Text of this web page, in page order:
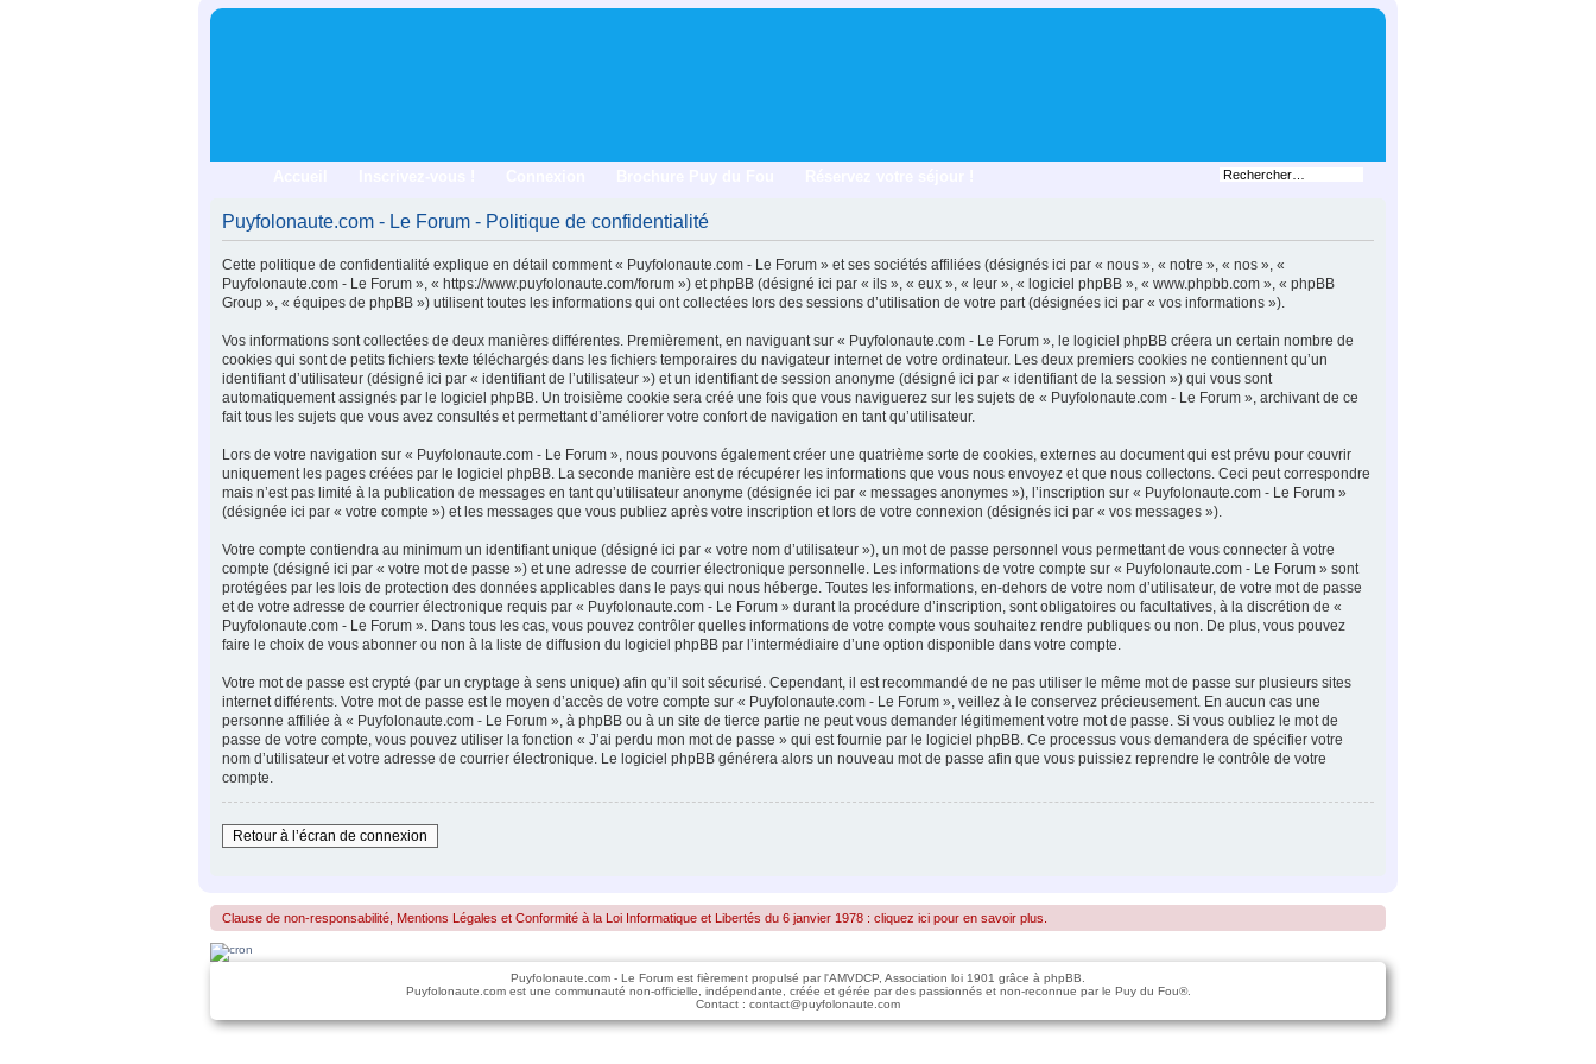
Puyfolonaute.com - Le Forum - Politique de confidentialité
Cette politique de confidentialité explique en détail comment « Puyfolonaute.com - Le Forum » et ses sociétés affiliées (désignés ici par « nous », « notre », « nos », «
Puyfolonaute.com - Le Forum », « https://www.puyfolonaute.com/forum ») et phpBB (désigné ici par « ils », « eux », « leur », « logiciel phpBB », « www.phpbb.com », « phpBB
Group », « équipes de phpBB ») utilisent toutes les informations qui ont collectées lors des sessions d’utilisation de votre part (désignées ici par « vos informations »).
Vos informations sont collectées de deux manières différentes. Premièrement, en naviguant sur « Puyfolonaute.com - Le Forum », le logiciel phpBB créera un certain nombre de
cookies qui sont de petits fichiers texte téléchargés dans les fichiers temporaires du navigateur internet de votre ordinateur. Les deux premiers cookies ne contiennent qu’un
identifiant d’utilisateur (désigné ici par « identifiant de l’utilisateur ») et un identifiant de session anonyme (désigné ici par « identifiant de la session ») qui vous sont
automatiquement assignés par le logiciel phpBB. Un troisième cookie sera créé une fois que vous naviguerez sur les sujets de « Puyfolonaute.com - Le Forum », archivant de ce
fait tous les sujets que vous avez consultés et permettant d’améliorer votre confort de navigation en tant qu’utilisateur.
Lors de votre navigation sur « Puyfolonaute.com - Le Forum », nous pouvons également créer une quatrième sorte de cookies, externes au document qui est prévu pour couvrir
uniquement les pages créées par le logiciel phpBB. La seconde manière est de récupérer les informations que vous nous envoyez et que nous collectons. Ceci peut correspondre
mais n’est pas limité à la publication de messages en tant qu’utilisateur anonyme (désignée ici par « messages anonymes »), l’inscription sur « Puyfolonaute.com - Le Forum »
(désignée ici par « votre compte ») et les messages que vous publiez après votre inscription et lors de votre connexion (désignés ici par « vos messages »).
Votre compte contiendra au minimum un identifiant unique (désigné ici par « votre nom d’utilisateur »), un mot de passe personnel vous permettant de vous connecter à votre
compte (désigné ici par « votre mot de passe ») et une adresse de courrier électronique personnelle. Les informations de votre compte sur « Puyfolonaute.com - Le Forum » sont
protégées par les lois de protection des données applicables dans le pays qui nous héberge. Toutes les informations, en-dehors de votre nom d’utilisateur, de votre mot de passe
et de votre adresse de courrier électronique requis par « Puyfolonaute.com - Le Forum » durant la procédure d’inscription, sont obligatoires ou facultatives, à la discrétion de «
Puyfolonaute.com - Le Forum ». Dans tous les cas, vous pouvez contrôler quelles informations de votre compte vous souhaitez rendre publiques ou non. De plus, vous pouvez
faire le choix de vous abonner ou non à la liste de diffusion du logiciel phpBB par l’intermédiaire d’une option disponible dans votre compte.
Votre mot de passe est crypté (par un cryptage à sens unique) afin qu’il soit sécurisé. Cependant, il est recommandé de ne pas utiliser le même mot de passe sur plusieurs sites
internet différents. Votre mot de passe est le moyen d’accès de votre compte sur « Puyfolonaute.com - Le Forum », veillez à le conservez précieusement. En aucun cas une
personne affiliée à « Puyfolonaute.com - Le Forum », à phpBB ou à un site de tierce partie ne peut vous demander légitimement votre mot de passe. Si vous oubliez le mot de
passe de votre compte, vous pouvez utiliser la fonction « J’ai perdu mon mot de passe » qui est fournie par le logiciel phpBB. Ce processus vous demandera de spécifier votre
nom d’utilisateur et votre adresse de courrier électronique. Le logiciel phpBB générera alors un nouveau mot de passe afin que vous puissiez reprendre le contrôle de votre
compte.
Retour à l’écran de connexion
Clause de non-responsabilité, Mentions Légales et Conformité à la Loi Informatique et Libertés du 6 janvier 1978 : cliquez ici pour en savoir plus.
Puyfolonaute.com - Le Forum est fièrement propulsé par l'AMVDCP, Association loi 1901 grâce à phpBB.
Puyfolonaute.com est une communauté non-officielle, indépendante, créée et gérée par des passionnés et non-reconnue par le Puy du Fou®.
Contact : contact@puyfolonaute.com